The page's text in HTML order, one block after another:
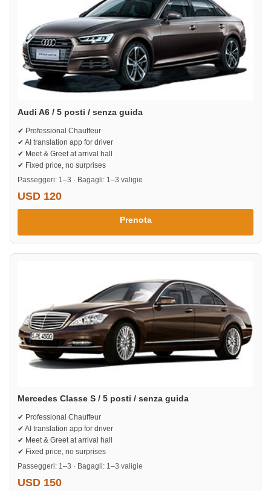
Audi A6 / 5 posti / senza guida
✔ Professional Chauffeur
✔ AI translation app for driver
✔ Meet & Greet at arrival hall
✔ Fixed price, no surprises
Passeggeri: 1–3 · Bagagli: 1–3 valigie
USD 120
Prenota
Mercedes Classe S / 5 posti / senza guida
✔ Professional Chauffeur
✔ AI translation app for driver
✔ Meet & Greet at arrival hall
✔ Fixed price, no surprises
Passeggeri: 1–3 · Bagagli: 1–3 valigie
USD 150